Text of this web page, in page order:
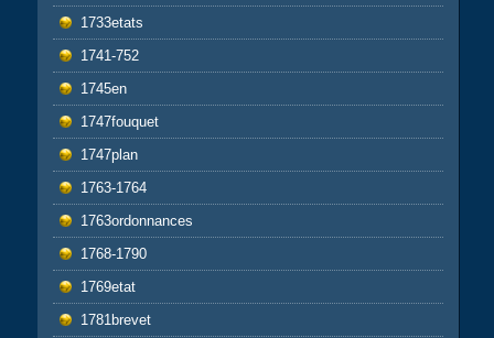
1733etats
1741-752
1745en
1747fouquet
1747plan
1763-1764
1763ordonnances
1768-1790
1769etat
1781brevet